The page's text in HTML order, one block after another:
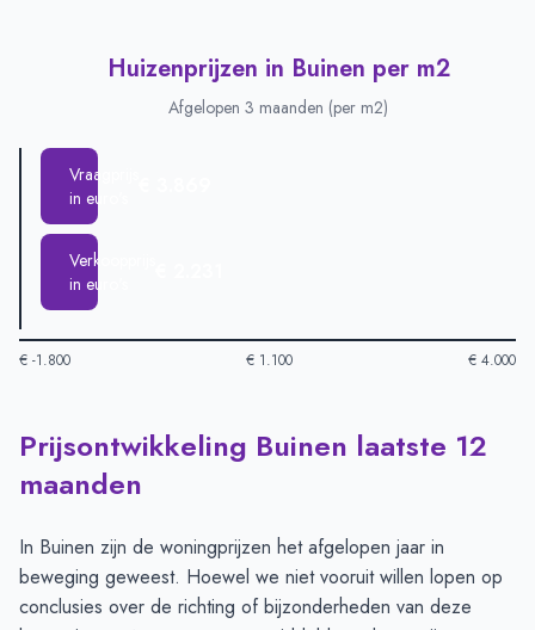
Huizenprijzen in Buinen per m2
Afgelopen 3 maanden (per m2)
Vraagprijs
in euro's
Verkoopprijs
in euro's
€ -1.800 € 1.100 € 4.000
Huizenprijzen in Buinen per m2-Afgelopen 3 maanden (per
Vraagprijs in euro's
Verkoopprijs in euro's
Prijsontwikkeling Buinen laatste 12
maanden
In Buinen zijn de woningprijzen het afgelopen jaar in
beweging geweest. Hoewel we niet vooruit willen lopen op
conclusies over de richting of bijzonderheden van deze